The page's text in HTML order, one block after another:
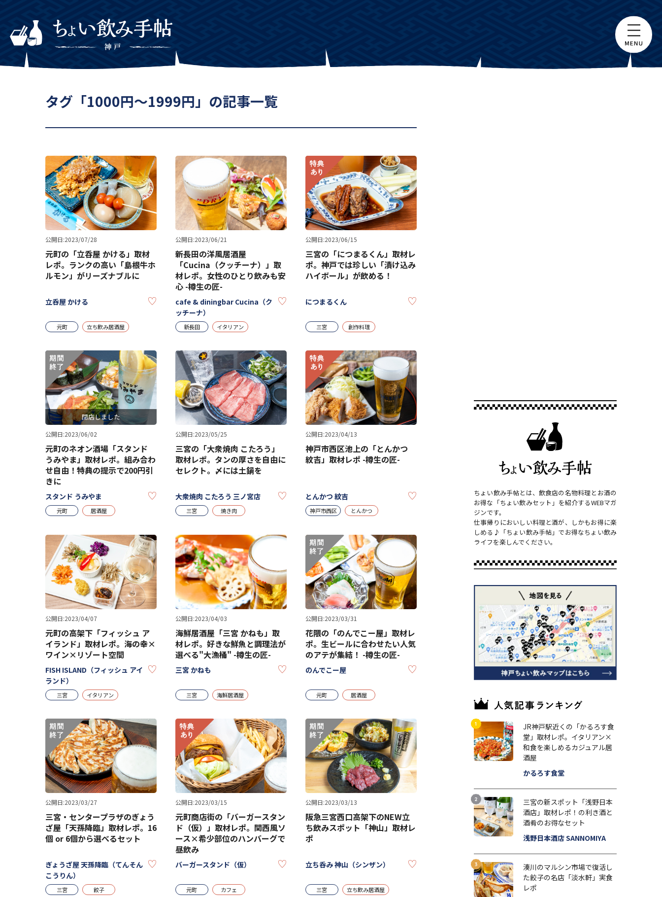
タグ「1000円～1999円」の記事一覧
公開日:2023/07/28
元町の「立呑屋 かける」取材
レポ。ランクの高い「島根牛ホ
ルモン」がリーズナブルに
立呑屋 かける
元町 立ち飲み居酒屋
公開日:2023/06/21
新長田の洋風居酒屋
「Cucina（クッチーナ）」取
材レポ。女性のひとり飲みも安
心 -樽生の匠-
cafe & diningbar Cucina（ク
ッチーナ）
新長田 イタリアン
公開日:2023/06/15
三宮の「につまるくん」取材レ
ポ。神戸では珍しい「漬け込み
ハイボール」が飲める！
につまるくん
三宮 創作料理
閉店しました
公開日:2023/06/02
元町のネオン酒場「スタンド
うみやま」取材レポ。組み合わ
せ自由！特典の提示で200円引
きに
スタンド うみやま KEEP
元町 居酒屋
公開日:2023/05/25
三宮の「大衆焼肉 こたろう」
取材レポ。タンの厚さを自由に
セレクト。〆には土鍋を
大衆焼肉 こたろう 三ノ宮店
三宮 焼き肉
公開日:2023/04/13
神戸市西区池上の「とんかつ
紋吉」取材レポ -樽生の匠-
とんかつ 紋吉
神戸市西区 とんかつ
公開日:2023/04/07
元町の高架下「フィッシュ ア
イランド」取材レポ。海の幸×
ワイン×リゾート空間
FISH ISLAND（フィッシュ アイ
ランド）
三宮 イタリアン
公開日:2023/04/03
海鮮居酒屋「三宮 かねも」取
材レポ。好きな鮮魚と調理法が
選べる"大漁桶" -樽生の匠-
三宮 かねも
三宮 海鮮居酒屋
公開日:2023/03/31
花隈の「のんでこー屋」取材レ
ポ。生ビールに合わせたい人気
のアテが集結！ -樽生の匠-
のんでこー屋
元町 居酒屋
公開日:2023/03/27
三宮・センタープラザのぎょう
ざ屋「天孫降臨」取材レポ。16
個 or 6個から選べるセット
ぎょうざ屋 天孫降臨（てんそん
こうりん）
KEEP
三宮 餃子
公開日:2023/03/15
元町商店街の「バーガースタン
ド（仮）」取材レポ。関西風ソ
ース×希少部位のハンバーグで
昼飲み
バーガースタンド（仮）
元町 カフェ
公開日:2023/03/13
阪急三宮西口高架下のNEW立
ち飲みスポット「神山」取材レ
ポ
立ち呑み 神山（シンザン）
三宮 立ち飲み居酒屋
ちょい飲み手帖とは、飲食店の名物料理とお酒の
お得な「ちょい飲みセット」を紹介するWEBマガ
ジンです。
仕事帰りにおいしい料理と酒が、しかもお得に楽
しめる♪「ちょい飲み手帖」でお得なちょい飲み
ライフを楽しんでください。
JR神戸駅近くの「かるろす食
堂」取材レポ。イタリアン×
和食を楽しめるカジュアル居
酒屋
かるろす食堂
三宮の新スポット「浅野日本
酒店」取材レポ！の利き酒と
酒肴のお得なセット
浅野日本酒店 SANNOMIYA
湊川のマルシン市場で復活し
た餃子の名店「淡水軒」実食
レポ